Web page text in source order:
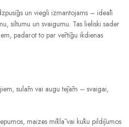
un viegli izmantojams – ideāli
siltumu un svaigumu. Tas lieliski sader
padarot to par vērtīgu ikdienas
sulām vai augu tējām – svaigai,
maizes mīklā vai kūku pildījumos